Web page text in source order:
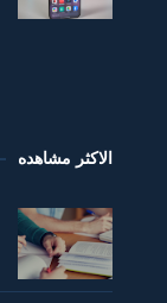
الاكثر مشاهده